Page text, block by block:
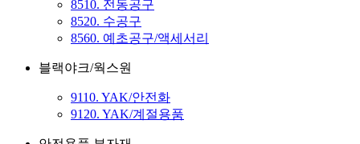
8510. 전동공구
8520. 수공구
8560. 예초공구/액세서리
블랙야크/웍스원
9110. YAK/안전화
9120. YAK/계절용품